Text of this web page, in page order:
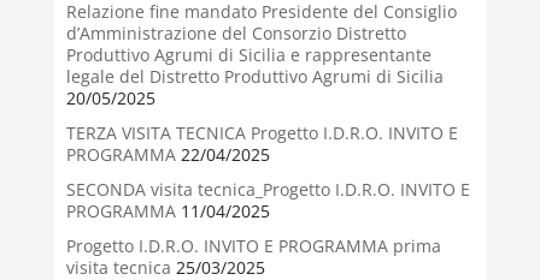
Relazione fine mandato Presidente del Consiglio
d’Amministrazione del Consorzio Distretto
Produttivo Agrumi di Sicilia e rappresentante
legale del Distretto Produttivo Agrumi di Sicilia
20/05/2025
TERZA VISITA TECNICA Progetto I.D.R.O. INVITO E
PROGRAMMA22/04/2025
SECONDA visita tecnica_Progetto I.D.R.O. INVITO E
PROGRAMMA11/04/2025
Progetto I.D.R.O. INVITO E PROGRAMMA prima
visita tecnica 25/03/2025